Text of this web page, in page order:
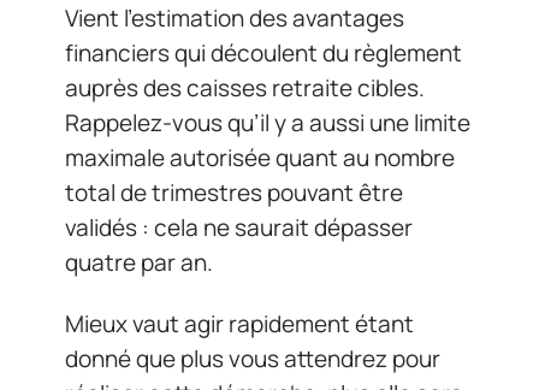
Vient l’estimation des avantages
financiers qui découlent du règlement
auprès des caisses retraite cibles.
Rappelez-vous qu’il y a aussi une limite
maximale autorisée quant au nombre
total de trimestres pouvant être
validés : cela ne saurait dépasser
quatre par an.
Mieux vaut agir rapidement étant
donné que plus vous attendrez pour